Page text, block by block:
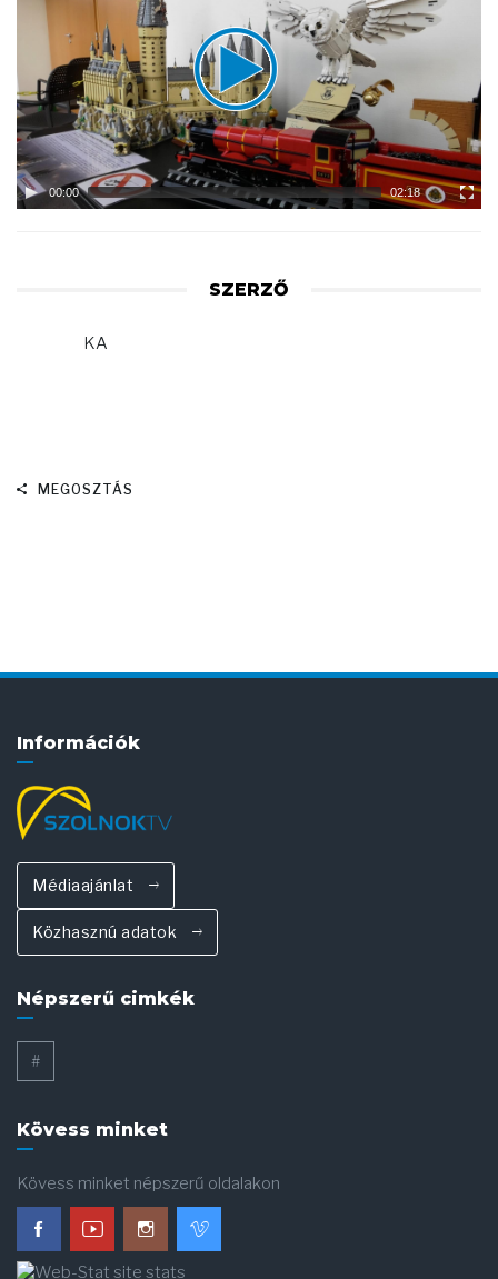
00:00 02:18
SZERZŐ
KA
MEGOSZTÁS
Információk
Médiaajánlat
Közhasznú adatok
Népszerű cimkék
#
Kövess minket
Kövess minket népszerű oldalakon